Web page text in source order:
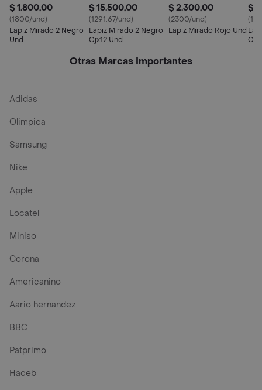
$ 1.800,00
(1800/und)
Lapiz Mirado 2 Negro
Und
$ 15.500,00
(1291.67/und)
Lapiz Mirado 2 Negro
Cjx12 Und
$ 2.300,00
(2300/und)
Lapiz Mirado Rojo Und
$
Otras Marcas Importantes
Adidas
Olimpica
Samsung
Nike
Apple
Locatel
Miniso
Corona
Americanino
Aario hernandez
BBC
Patprimo
Haceb